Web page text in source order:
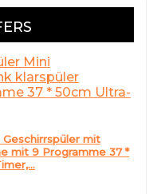
mit
mit 9 Programme 37 *